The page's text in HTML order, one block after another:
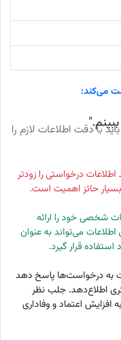
می‌کند:
با دقت اطلاعات لازم را
درخواستی را زودتر
حائز اهمیت است.
شخصی خود را ارائه
می‌تواند به عنوان
قرار گیرد.
به درخواست‌ها پاسخ دهد
اطلاع‌دهد. جلب نظر
اعتماد و وفاداری